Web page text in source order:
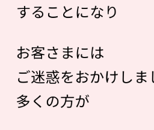
することになり
お客さまには
ご迷惑をおかけしま
多くの方が